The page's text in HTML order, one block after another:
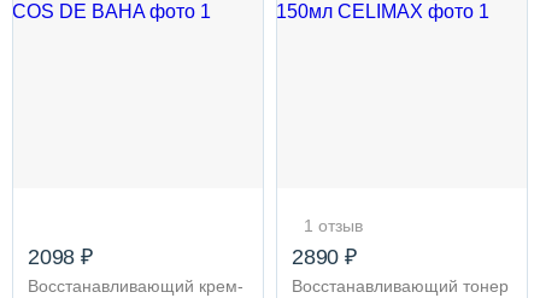
2098 ₽
Восстанавливающий крем-
1 отзыв
2890 ₽
Восстанавливающий тонер